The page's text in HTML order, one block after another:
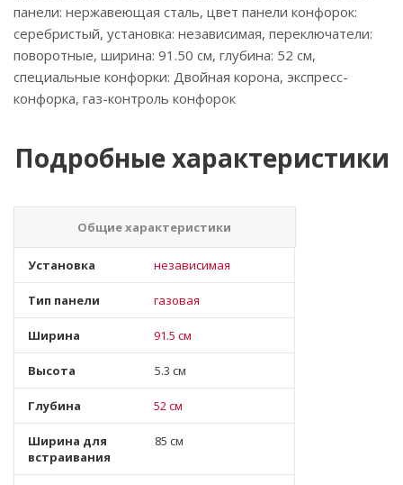
панели: нержавеющая сталь, цвет панели конфорок:
серебристый, установка: независимая, переключатели:
поворотные, ширина: 91.50 см, глубина: 52 см,
специальные конфорки: Двойная корона, экспресс-
конфорка, газ-контроль конфорок
Подробные характеристики
Общие характеристики
Установка независимая
Тип панели газовая
Ширина 91.5 см
Высота 5.3 см
Глубина 52 см
Ширина для
встраивания
85 см